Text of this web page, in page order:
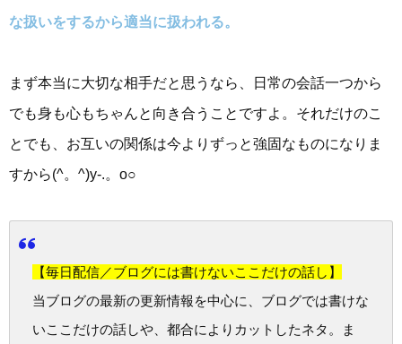
な扱いをするから適当に扱われる。
まず本当に大切な相手だと思うなら、日常の会話一つから
でも身も心もちゃんと向き合うことですよ。それだけのこ
とでも、お互いの関係は今よりずっと強固なものになりま
すから(^。^)y-.。o○
【毎日配信／ブログには書けないここだけの話し】
当ブログの最新の更新情報を中心に、ブログでは書けな
いここだけの話しや、都合によりカットしたネタ。ま